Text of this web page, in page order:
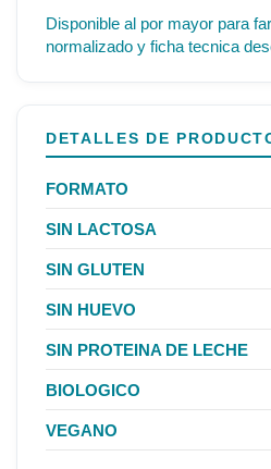
Disponible al por mayor para
normalizado y ficha tecnica
DETALLES DE
FORMATO
SIN LACTOSA
SIN GLUTEN
SIN HUEVO
SIN PROTEINA DE LECHE
BIOLOGICO
VEGANO